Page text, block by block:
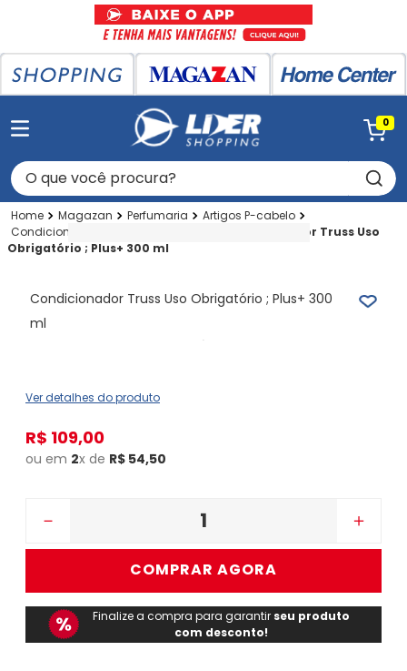
0
O que você procura?
Magazan Perfumaria
Artigos P-cabelo
Condicionadores
Condicionador Truss Uso
Obrigatório ; Plus+ 300 ml
Condicionador Truss Uso Obrigatório ; Plus+ 300
ml
Ver detalhes do produto
R$ 109,00
ou em 2x de R$ 54,50
＋
－
COMPRAR AGORA
Finalize a compra para garantir seu produto
com desconto!